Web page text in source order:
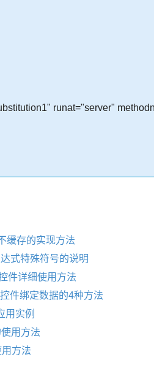
runat="server"
缓存的实现方法
式特殊符号的说明
件详细使用方法
件绑定数据的4种方法
用实例
用方法
方法